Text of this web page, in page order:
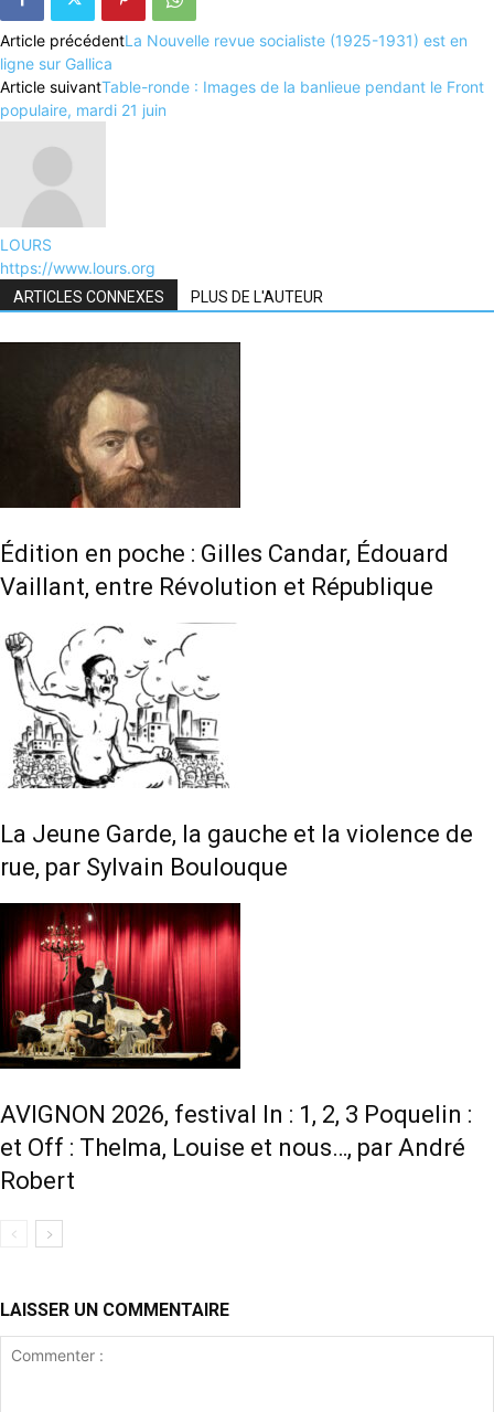
Article précédentLa Nouvelle revue socialiste (1925-1931) est en
ligne sur Gallica
Article suivantTable-ronde : Images de la banlieue pendant le Front
populaire, mardi 21 juin
LOURS
https://www.lours.org
ARTICLES CONNEXES PLUS DE L'AUTEUR
Édition en poche : Gilles Candar, Édouard
Vaillant, entre Révolution et République
La Jeune Garde, la gauche et la violence de
rue, par Sylvain Boulouque
AVIGNON 2026, festival In : 1, 2, 3 Poquelin :
et Off : Thelma, Louise et nous…, par André
Robert
LAISSER UN COMMENTAIRE